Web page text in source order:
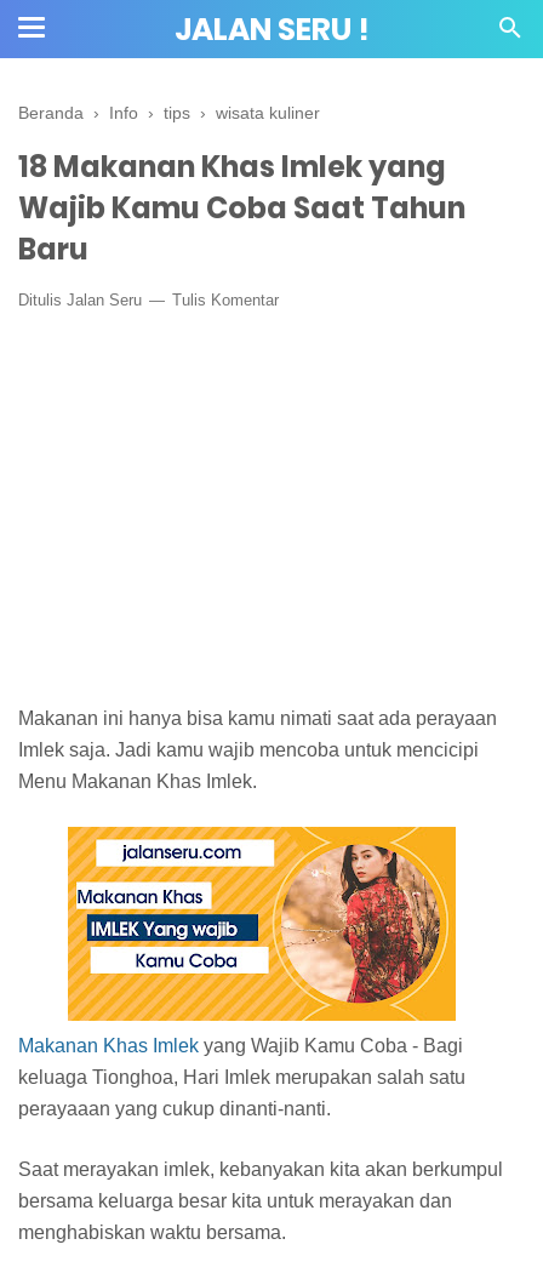
JALAN SERU !
Beranda › Info › tips › wisata kuliner
18 Makanan Khas Imlek yang
Wajib Kamu Coba Saat Tahun
Baru
Ditulis Jalan Seru Tulis Komentar
Makanan ini hanya bisa kamu nimati saat ada perayaan
Imlek saja. Jadi kamu wajib mencoba untuk mencicipi
Menu Makanan Khas Imlek.
Makanan Khas Imlek yang Wajib Kamu Coba - Bagi
keluaga Tionghoa, Hari Imlek merupakan salah satu
perayaaan yang cukup dinanti-nanti.
Saat merayakan imlek, kebanyakan kita akan berkumpul
bersama keluarga besar kita untuk merayakan dan
menghabiskan waktu bersama.